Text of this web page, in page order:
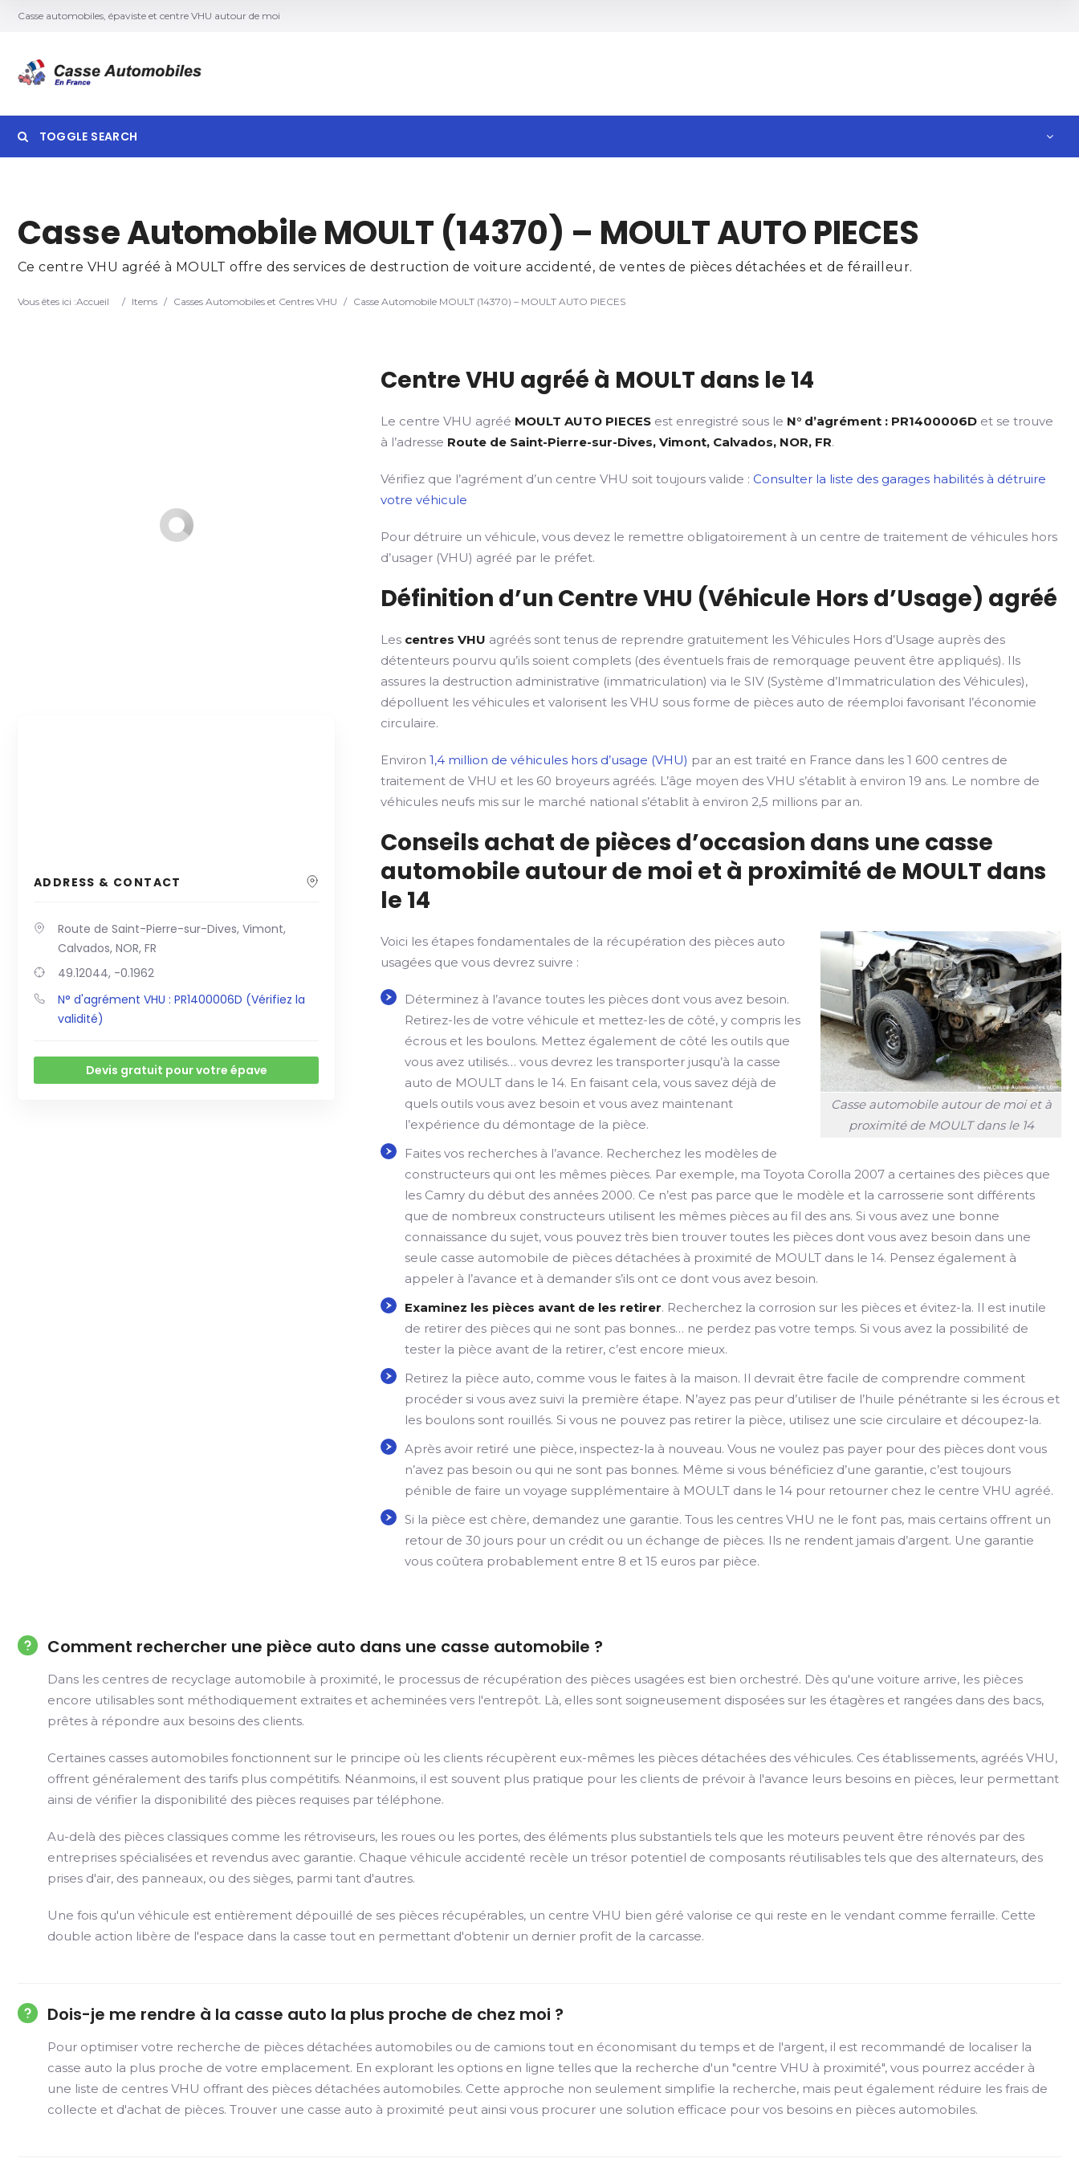
Casse automobiles, épaviste et centre VHU autour de moi
TOGGLE SEARCH
Search
Casse Automobile MOULT (14370) – MOULT AUTO PIECES
Ce centre VHU agréé à MOULT offre des services de destruction de voiture accidenté, de ventes de pièces détachées et de férailleur.
Vous êtes ici :Accueil / Items / Casses Automobiles et Centres VHU / Casse Automobile MOULT (14370) – MOULT AUTO PIECES
ADDRESS & CONTACT
Route de Saint-Pierre-sur-Dives, Vimont,
Calvados, NOR, FR
49.12044, -0.1962
N° d'agrément VHU : PR1400006D (Vérifiez la
validité)
Devis gratuit pour votre épave
Centre VHU agréé à MOULT dans le 14
Le centre VHU agréé MOULT AUTO PIECES est enregistré sous le N° d’agrément : PR1400006D et se trouve
à l’adresse Route de Saint-Pierre-sur-Dives, Vimont, Calvados, NOR, FR.
Vérifiez que l’agrément d’un centre VHU soit toujours valide : Consulter la liste des garages habilités à détruire
votre véhicule
Pour détruire un véhicule, vous devez le remettre obligatoirement à un centre de traitement de véhicules hors
d’usager (VHU) agréé par le préfet.
Définition d’un Centre VHU (Véhicule Hors d’Usage) agréé
Les centres VHU agréés sont tenus de reprendre gratuitement les Véhicules Hors d’Usage auprès des
détenteurs pourvu qu’ils soient complets (des éventuels frais de remorquage peuvent être appliqués). Ils
assures la destruction administrative (immatriculation) via le SIV (Système d’Immatriculation des Véhicules),
dépolluent les véhicules et valorisent les VHU sous forme de pièces auto de réemploi favorisant l’économie
circulaire.
Environ1,4 million de véhicules hors d’usage (VHU) par an est traité en France dans les 1 600 centres de
traitement de VHU et les 60 broyeurs agréés. L’âge moyen des VHU s’établit à environ 19 ans. Le nombre de
véhicules neufs mis sur le marché national s’établit à environ 2,5 millions par an.
Conseils achat de pièces d’occasion dans une casse
automobile autour de moi et à proximité de MOULT dans
le 14
Casse automobile autour de moi et à
proximité de MOULT dans le 14
Voici les étapes fondamentales de la récupération des pièces auto
usagées que vous devrez suivre :
Déterminez à l’avance toutes les pièces dont vous avez besoin.
Retirez-les de votre véhicule et mettez-les de côté, y compris les
écrous et les boulons. Mettez également de côté les outils que
vous avez utilisés… vous devrez les transporter jusqu’à la casse
auto de MOULT dans le 14. En faisant cela, vous savez déjà de
quels outils vous avez besoin et vous avez maintenant
l’expérience du démontage de la pièce.
Faites vos recherches à l’avance. Recherchez les modèles de
constructeurs qui ont les mêmes pièces. Par exemple, ma Toyota Corolla 2007 a certaines des pièces que
les Camry du début des années 2000. Ce n’est pas parce que le modèle et la carrosserie sont différents
que de nombreux constructeurs utilisent les mêmes pièces au fil des ans. Si vous avez une bonne
connaissance du sujet, vous pouvez très bien trouver toutes les pièces dont vous avez besoin dans une
seule casse automobile de pièces détachées à proximité de MOULT dans le 14. Pensez également à
appeler à l’avance et à demander s’ils ont ce dont vous avez besoin.
Examinez les pièces avant de les retirer. Recherchez la corrosion sur les pièces et évitez-la. Il est inutile
de retirer des pièces qui ne sont pas bonnes… ne perdez pas votre temps. Si vous avez la possibilité de
tester la pièce avant de la retirer, c’est encore mieux.
Retirez la pièce auto, comme vous le faites à la maison. Il devrait être facile de comprendre comment
procéder si vous avez suivi la première étape. N’ayez pas peur d’utiliser de l’huile pénétrante si les écrous et
les boulons sont rouillés. Si vous ne pouvez pas retirer la pièce, utilisez une scie circulaire et découpez-la.
Après avoir retiré une pièce, inspectez-la à nouveau. Vous ne voulez pas payer pour des pièces dont vous
n’avez pas besoin ou qui ne sont pas bonnes. Même si vous bénéficiez d’une garantie, c’est toujours
pénible de faire un voyage supplémentaire à MOULT dans le 14 pour retourner chez le centre VHU agréé.
Si la pièce est chère, demandez une garantie. Tous les centres VHU ne le font pas, mais certains offrent un
retour de 30 jours pour un crédit ou un échange de pièces. Ils ne rendent jamais d’argent. Une garantie
vous coûtera probablement entre 8 et 15 euros par pièce.
Comment rechercher une pièce auto dans une casse automobile ?
Dans les centres de recyclage automobile à proximité, le processus de récupération des pièces usagées est bien orchestré. Dès qu'une voiture arrive, les pièces
encore utilisables sont méthodiquement extraites et acheminées vers l'entrepôt. Là, elles sont soigneusement disposées sur les étagères et rangées dans des bacs,
prêtes à répondre aux besoins des clients.
Certaines casses automobiles fonctionnent sur le principe où les clients récupèrent eux-mêmes les pièces détachées des véhicules. Ces établissements, agréés VHU,
offrent généralement des tarifs plus compétitifs. Néanmoins, il est souvent plus pratique pour les clients de prévoir à l'avance leurs besoins en pièces, leur permettant
ainsi de vérifier la disponibilité des pièces requises par téléphone.
Au-delà des pièces classiques comme les rétroviseurs, les roues ou les portes, des éléments plus substantiels tels que les moteurs peuvent être rénovés par des
entreprises spécialisées et revendus avec garantie. Chaque véhicule accidenté recèle un trésor potentiel de composants réutilisables tels que des alternateurs, des
prises d'air, des panneaux, ou des sièges, parmi tant d'autres.
Une fois qu'un véhicule est entièrement dépouillé de ses pièces récupérables, un centre VHU bien géré valorise ce qui reste en le vendant comme ferraille. Cette
double action libère de l'espace dans la casse tout en permettant d'obtenir un dernier profit de la carcasse.
Dois-je me rendre à la casse auto la plus proche de chez moi ?
Pour optimiser votre recherche de pièces détachées automobiles ou de camions tout en économisant du temps et de l'argent, il est recommandé de localiser la
casse auto la plus proche de votre emplacement. En explorant les options en ligne telles que la recherche d'un "centre VHU à proximité", vous pourrez accéder à
une liste de centres VHU offrant des pièces détachées automobiles. Cette approche non seulement simplifie la recherche, mais peut également réduire les frais de
collecte et d'achat de pièces. Trouver une casse auto à proximité peut ainsi vous procurer une solution efficace pour vos besoins en pièces automobiles.